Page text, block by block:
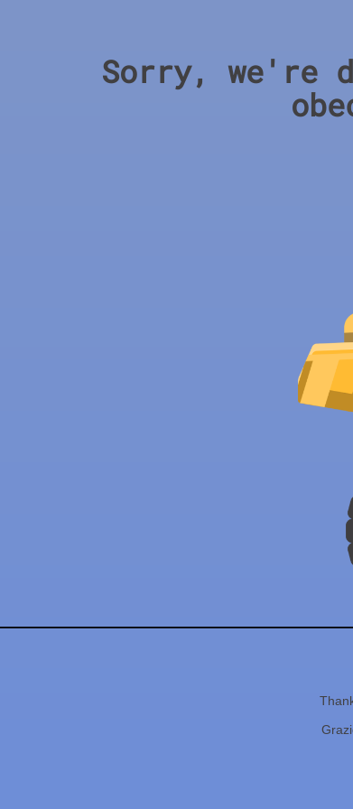
Sorry, we're